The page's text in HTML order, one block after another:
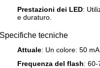
Prestazioni dei LED:
e duraturo.
Specifiche tecniche
Attuale: Un colore: 50
Frequenza del flash: 60-